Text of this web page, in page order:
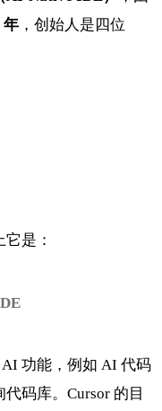
年 ，创始人是四位
是：
功能，例如 AI 代码
码库。Cursor 的目